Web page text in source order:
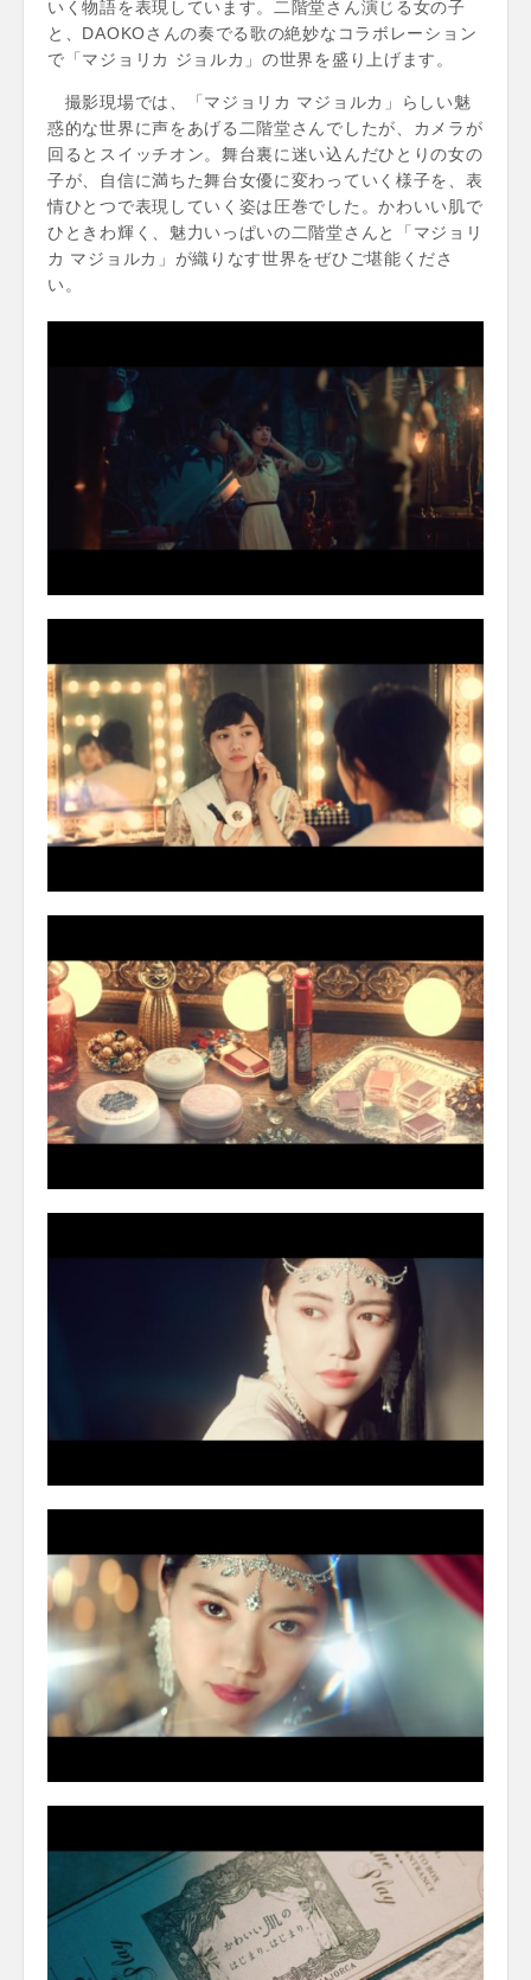
いく物語を表現しています。二階堂さん演じる女の子
と、DAOKOさんの奏でる歌の絶妙なコラボレーション
で「マジョリカ ジョルカ」の世界を盛り上げます。
撮影現場では、「マジョリカ マジョルカ」らしい魅
惑的な世界に声をあげる二階堂さんでしたが、カメラが
回るとスイッチオン。舞台裏に迷い込んだひとりの女の
子が、自信に満ちた舞台女優に変わっていく様子を、表
情ひとつで表現していく姿は圧巻でした。かわいい肌で
ひときわ輝く、魅力いっぱいの二階堂さんと「マジョリ
カ マジョルカ」が織りなす世界をぜひご堪能くださ
い。